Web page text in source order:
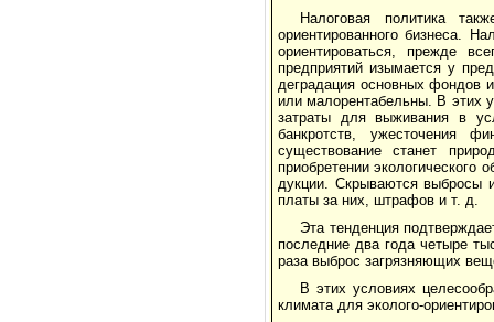
Налоговая политика
ориентированного бизнеса.
ориентироваться, прежде
предприятий изымается у
деградация основных фондов
или малорентабельны. В этих
затраты для выживания в
банкротств, ужесточения
существование станет
приобретении экологического
дукции. Скрываются выбросы
платы за них, штрафов и т. д.
Эта тенденция
последние два года четыре
раза выброс загрязняющих
В этих условиях
климата для эколого-